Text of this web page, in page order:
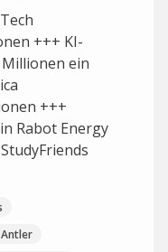
+++ KI-
ein
+++
Rabot Energy
Antler